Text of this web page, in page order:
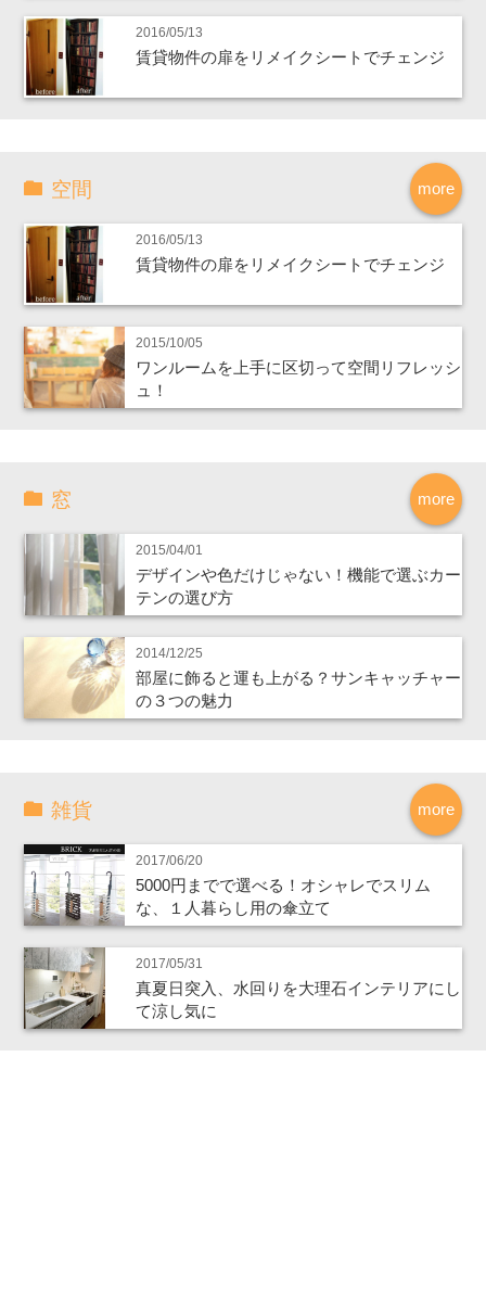
2016/05/13
賃貸物件の扉をリメイクシートでチェンジ
more
空間
2016/05/13
賃貸物件の扉をリメイクシートでチェンジ
2015/10/05
ワンルームを上手に区切って空間リフレッシ
ュ！
more
窓
2015/04/01
デザインや色だけじゃない！機能で選ぶカー
テンの選び方
2014/12/25
部屋に飾ると運も上がる？サンキャッチャー
の３つの魅力
more
雑貨
2017/06/20
5000円までで選べる！オシャレでスリム
な、１人暮らし用の傘立て
2017/05/31
真夏日突入、水回りを大理石インテリアにし
て涼し気に